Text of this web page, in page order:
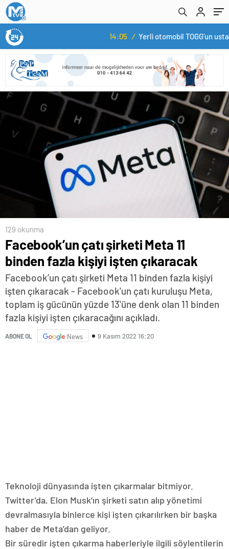
Yerli otomobil TOGG’un ustaları burada yetişecek
129 okunma
Facebook’un çatı şirketi Meta 11
binden fazla kişiyi işten çıkaracak
Facebook’un çatı şirketi Meta 11 binden fazla kişiyi
işten çıkaracak - Facebook'un çatı kuruluşu Meta,
toplam iş gücünün yüzde 13'üne denk olan 11 binden
fazla kişiyi işten çıkaracağını açıkladı.
ABONE OL News 9 Kasım 2022 16:20
Teknoloji dünyasında işten çıkarmalar bitmiyor.
Twitter’da, Elon Musk’ın şirketi satın alıp yönetimi
devralmasıyla binlerce kişi işten çıkarılırken bir başka
haber de Meta’dan geliyor.
Bir süredir işten çıkarma haberleriyle ilgili söylentilerin